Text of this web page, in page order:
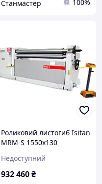
Станмастер 100%
Роликовий листогиб Isitan
MRM-S 1550x130
Недоступний
932 460₴